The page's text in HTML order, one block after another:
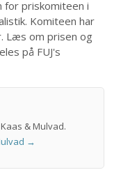
for priskomiteen i
Komiteen har
Læs om prisen og
på FUJ's
& Mulvad.
→